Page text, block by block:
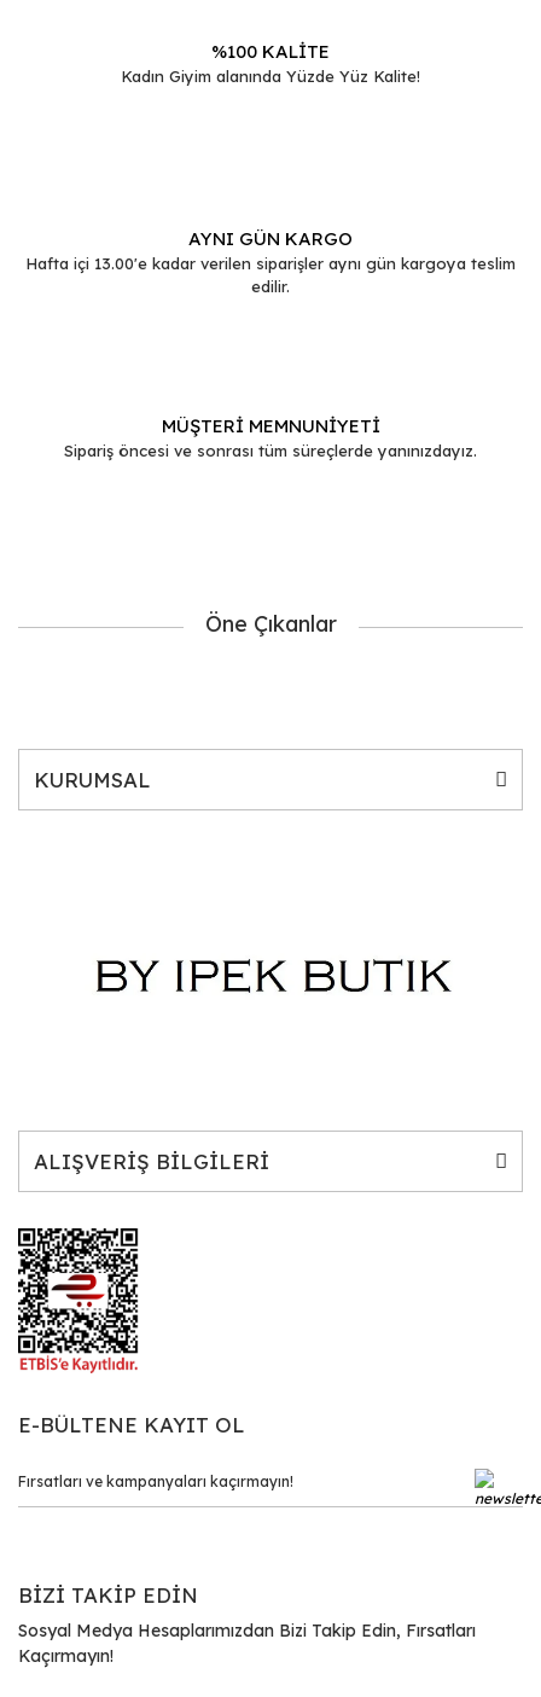
%100 KALİTE
Kadın Giyim alanında Yüzde Yüz Kalite!
AYNI GÜN KARGO
Hafta içi 13.00'e kadar verilen siparişler aynı gün kargoya teslim
edilir.
MÜŞTERİ MEMNUNİYETİ
Sipariş öncesi ve sonrası tüm süreçlerde yanınızdayız.
Öne Çıkanlar
KURUMSAL
ALIŞVERİŞ BİLGİLERİ
E-BÜLTENE KAYIT OL
BİZİ TAKİP EDİN
Sosyal Medya Hesaplarımızdan Bizi Takip Edin, Fırsatları
Kaçırmayın!